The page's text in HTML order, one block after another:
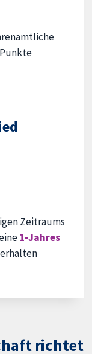
Zeitraums
1-Jahres
richtet